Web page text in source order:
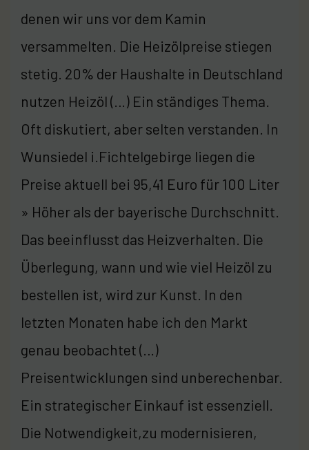
denen wir uns vor dem Kamin
versammelten. Die Heizölpreise stiegen
stetig. 20% der Haushalte in Deutschland
nutzen Heizöl (…) Ein ständiges Thema.
Oft diskutiert, aber selten verstanden. In
Wunsiedel i.Fichtelgebirge liegen die
Preise aktuell bei 95,41 Euro für 100 Liter
» Höher als der bayerische Durchschnitt.
Das beeinflusst das Heizverhalten. Die
Überlegung, wann und wie viel Heizöl zu
bestellen ist, wird zur Kunst. In den
letzten Monaten habe ich den Markt
genau beobachtet (…)
Preisentwicklungen sind unberechenbar.
Ein strategischer Einkauf ist essenziell.
Die Notwendigkeit,zu modernisieren,